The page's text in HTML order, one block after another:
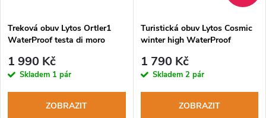
Treková obuv Lytos Ortler1
WaterProof testa di moro
1 990 Kč
Skladem 1 pár
ZOBRAZIT
Turistická obuv Lytos Cosmic
winter high WaterProof
1 790 Kč
Skladem 2 pár
ZOBRAZIT